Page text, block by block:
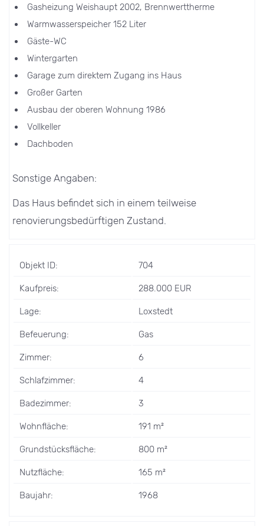
Gasheizung Weishaupt 2002, Brennwerttherme
Warmwasserspeicher 152 Liter
Gäste-WC
Wintergarten
Garage zum direktem Zugang ins Haus
Großer Garten
Ausbau der oberen Wohnung 1986
Vollkeller
Dachboden
Sonstige Angaben:
Das Haus befindet sich in einem teilweise
renovierungsbedürftigen Zustand.
Objekt ID: 704
Kaufpreis: 288.000 EUR
Lage: Loxstedt
Befeuerung: Gas
Zimmer: 6
Schlafzimmer: 4
Badezimmer: 3
Wohnfläche: 191 m²
Grundstücksfläche: 800 m²
Nutzfläche: 165 m²
Baujahr: 1968